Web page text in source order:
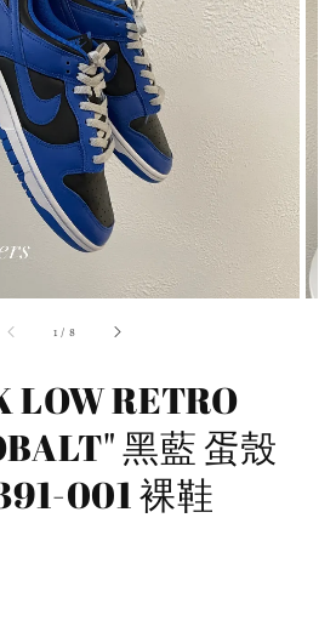
1 / 8
LOW RETRO
黑藍 蛋殼
001 裸鞋